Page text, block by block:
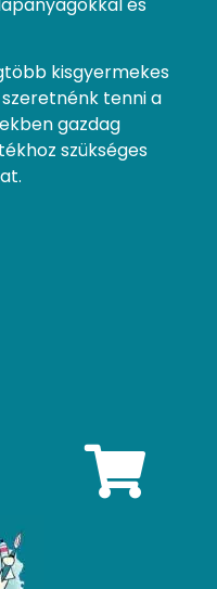
kisgyermekes
tenni a
gazdag
szükséges